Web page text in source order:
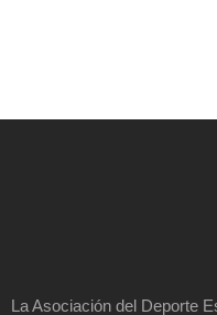
La Asociación del Deporte